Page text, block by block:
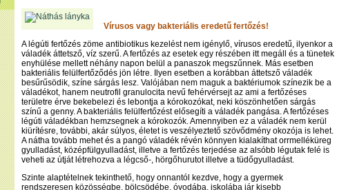
Vírusos vagy bakteriális eredetű fertőzés!
A légúti fertőzés zöme antibiotikus kezelést nem igénylő, vírusos eredetű, ilyenkor a
váladék áttetsző, víz szerű. A fertőzés az esetek egy részében itt megáll és a tünetek
enyhülése mellett néhány napon belül a panaszok megszűnnek. Más esetben
bakteriális felülfertőződés jön létre. Ilyen esetben a korábban áttetsző váladék
besűrűsödik, színe sárgás lesz. Valójában nem maguk a baktériumok színezik be a
váladékot, hanem neutrofil granulocita nevű fehérvérsejt az ami a fertőzéses
területre érve bekebelezi és lebontja a kórokozókat, neki köszönhetően sárgás
színű a genny. A bakteriális felülfertőzést elősegíti a váladék pangása. A fertőzéses
légúti váladékban hemzsegnek a kórokozók. Amennyiben ez a váladék nem kerül
kiürítésre, további, akár súlyos, életet is veszélyeztető szövődmény okozója is lehet.
A nátha tovább mehet és a pangó váladék révén könnyen kialakíthat orrmelléküreg
gyulladást, középfülgyulladást, illetve a fertőzés terjedése az alsóbb légutak felé is
veheti az útját létrehozva a légcső-, hörgőhurutot illetve a tüdőgyulladást.
Szinte alaptételnek tekinthető, hogy onnantól kezdve, hogy a gyermek
rendszeresen közösségbe, bölcsödébe, óvodába, iskolába jár kisebb